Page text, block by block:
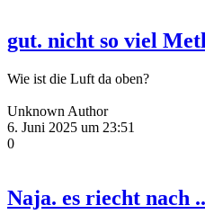
gut. nicht so viel
Wie ist die Luft da oben?
Unknown Author
6. Juni 2025 um 23:51
0
Naja. es riecht nach